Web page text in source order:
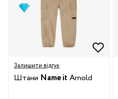
Залишити відгук
Штани Name it Arnold